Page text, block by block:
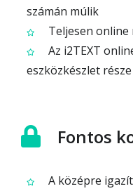
számán múlik
Teljesen
Az i2TEXT
eszközkészlet része
Fontos
A középre